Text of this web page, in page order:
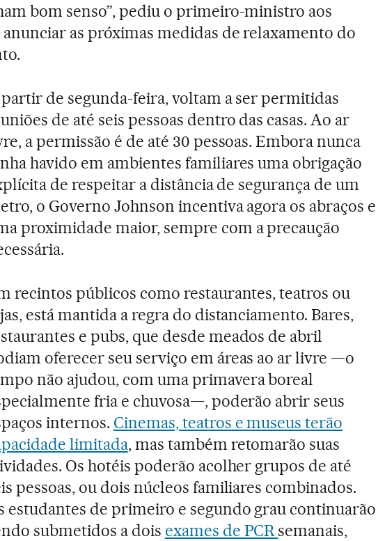
bom senso”, pediu o primeiro-ministro aos
anunciar as próximas medidas de relaxamento do
de segunda-feira, voltam a ser permitidas
de até seis pessoas dentro das casas. Ao ar
a permissão é de até 30 pessoas. Embora nunca
havido em ambientes familiares uma obrigação
de respeitar a distância de segurança de um
o Governo Johnson incentiva agora os abraços e
proximidade maior, sempre com a precaução
recintos públicos como restaurantes, teatros ou
está mantida a regra do distanciamento. Bares,
e pubs, que desde meados de abril
oferecer seu serviço em áreas ao ar livre —o
não ajudou, com uma primavera boreal
fria e chuvosa—, poderão abrir seus
internos. Cinemas, teatros e museus terão
limitada, mas também retomarão suas
Os hotéis poderão acolher grupos de até
pessoas, ou dois núcleos familiares combinados.
estudantes de primeiro e segundo grau continuarão
submetidos a dois exames de PCR semanais,